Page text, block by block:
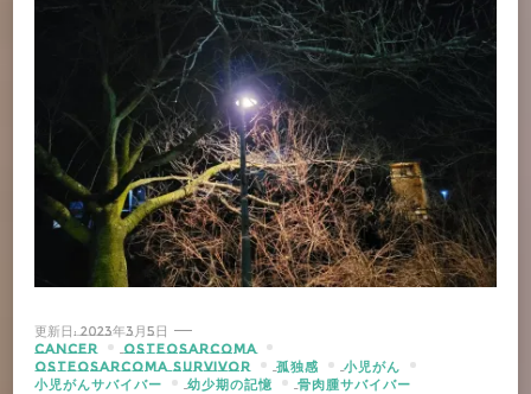
更新日:2023年3月5日
CANCER
OSTEOSARCOMA
OSTEOSARCOMA SURVIVOR
孤独感
小児がん
小児がんサバイバー
幼少期の記憶 骨肉腫サバイバー